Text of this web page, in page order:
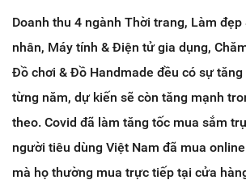
Doanh thu 4 ngành Thời trang, Làm đẹp
nhân, Máy tính & Điện tử gia dụng,
Đồ chơi & Đồ Handmade đều có sự
từng năm, dự kiến sẽ còn tăng mạnh
theo. Covid đã làm tăng tốc mua sắm
người tiêu dùng Việt Nam đã mua
mà họ thường mua trực tiếp tại cửa